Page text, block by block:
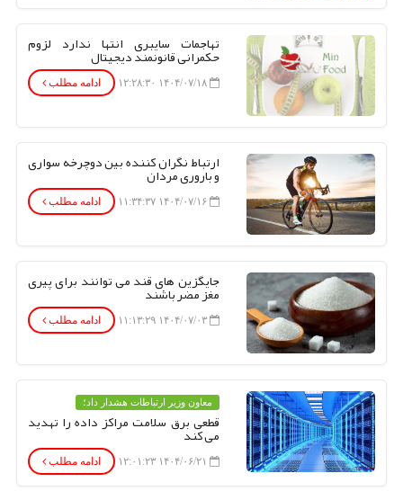
تهاجمات سایبری انتها ندارد لزوم
حکمرانی قانونمند دیجیتال
۱۴۰۴/۰۷/۱۸ ۱۲:۲۸:۳۰ ادامه مطلب
ارتباط نگران کننده بین دوچرخه سواری
و باروری مردان
۱۴۰۴/۰۷/۱۶ ۱۱:۳۴:۳۷ ادامه مطلب
جایگزین های قند می توانند برای پیری
مغز مضر باشند
۱۴۰۴/۰۷/۰۳ ۱۱:۱۳:۲۹ ادامه مطلب
معاون وزیر ارتباطات هشدار داد؛
قطعی برق سلامت مراکز داده را تهدید
می کند
ادامه مطلب